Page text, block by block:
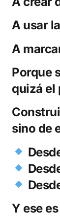
A usar
A
Porque
quizá el
sino de
Y ese